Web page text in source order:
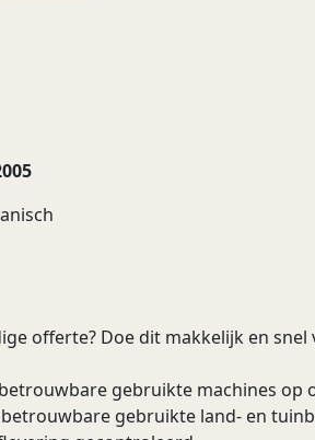
offerte? Doe dit makkelijk en
gebruikte machines op
gebruikte land- en